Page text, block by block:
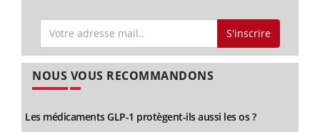
S'inscrire
NOUS VOUS RECOMMANDONS
Les médicaments GLP-1 protègent-ils aussi les os ?